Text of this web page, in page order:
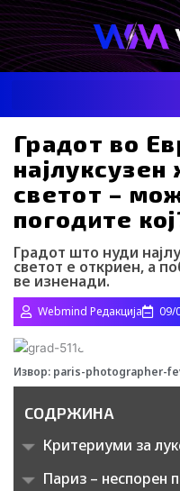
Skip
to
content
Градот во
светот –
погодите
Градот што нуди
светот е откриен, а
ве изненади.
Webmind Редакција 09/
Извор: paris-photographer-
СОДРЖИНА
Критериуми за
Париз – неспорен